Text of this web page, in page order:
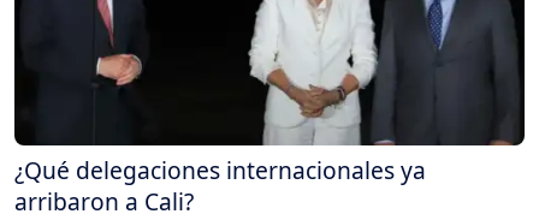
¿Qué delegaciones internacionales ya
arribaron a Cali?